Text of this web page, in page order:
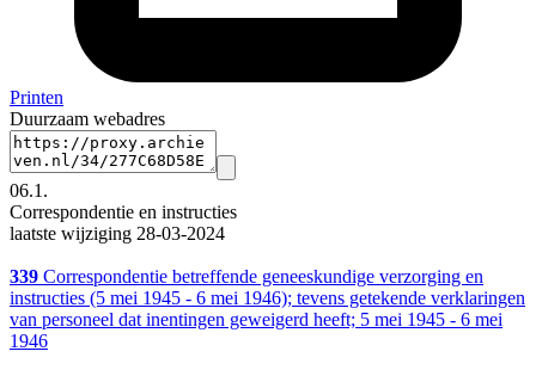
Printen
Duurzaam webadres
06.1.
Correspondentie en instructies
laatste wijziging 28-03-2024
339 Correspondentie betreffende geneeskundige verzorging en
instructies (5 mei 1945 - 6 mei 1946); tevens getekende verklaringen
van personeel dat inentingen geweigerd heeft; 5 mei 1945 - 6 mei
1946